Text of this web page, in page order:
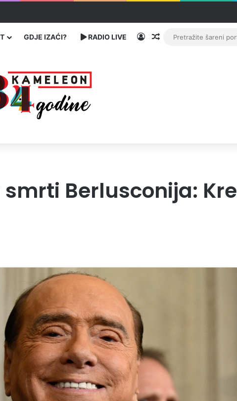
centar Srebrenica
GDJE IZAĆI? RADIO LIVE PrijavaRandom članak
Berlusconija: